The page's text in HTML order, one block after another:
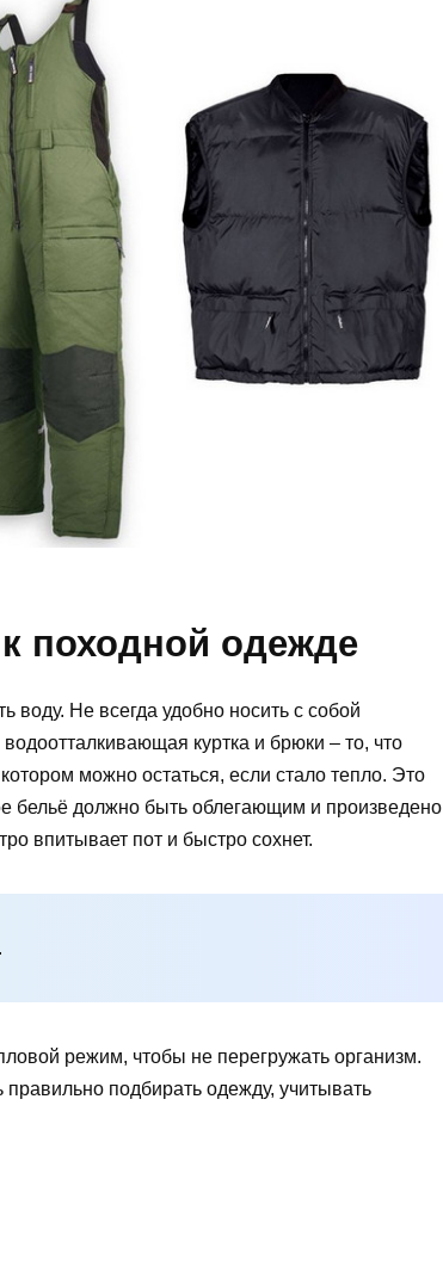
походной одежде
воду. Не всегда удобно носить с собой
куртка и брюки – то, что
можно остаться, если стало тепло. Это
бельё должно быть облегающим и произведено
впитывает пот и быстро сохнет.
режим, чтобы не перегружать организм.
подбирать одежду, учитывать